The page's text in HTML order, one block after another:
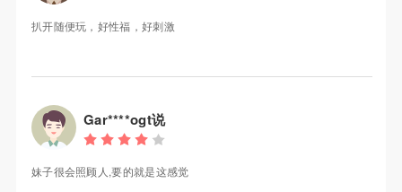
扒开随便玩，好性福，好刺激
Gar****ogt说
妹子很会照顾人,要的就是这感觉